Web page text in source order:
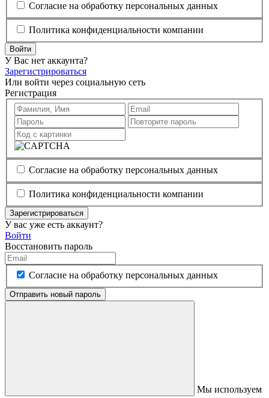
Согласие на обработку персональных данных
Политика конфиденциальности компании
Войти
У Вас нет аккаунта?
Зарегистрироваться
Или войти через социальную сеть
Регистрация
Согласие на обработку персональных данных
Политика конфиденциальности компании
Зарегистрироваться
У вас уже есть аккаунт?
Войти
Восстановить пароль
Согласие на обработку персональных данных
Отправить новый пароль
Мы используем